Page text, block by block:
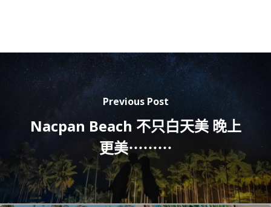
Previous Post
Nacpan Beach 不只白天美 晚上
更美⋯⋯⋯